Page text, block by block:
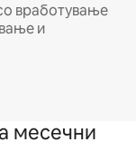
вработување
и
месечни